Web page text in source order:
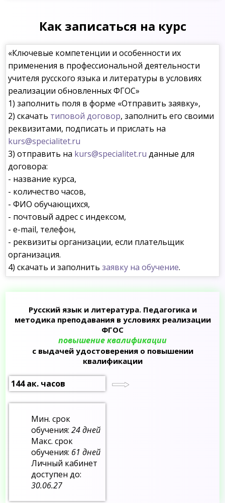
Как записаться на курс
«Ключевые компетенции и особенности их
применения в профессиональной деятельности
учителя русского языка и литературы в условиях
реализации обновленных ФГОС»
1) заполнить поля в форме «Отправить заявку»,
2) скачать типовой договор, заполнить его своими
реквизитами, подписать и прислать на
kurs@specialitet.ru
3) отправить на kurs@specialitet.ru данные для
договора:
- название курса,
- количество часов,
- ФИО обучающихся,
- почтовый адрес с индексом,
- e-mail, телефон,
- реквизиты организации, если плательщик
организация.
4) скачать и заполнитьзаявку на обучение.
Русский язык и литература. Педагогика и
методика преподавания в условиях реализации
ФГОС
повышение квалификации
с выдачей удостоверения о повышении
квалификации
144 ак. часов
Мин. срок
обучения:24 дней
Макс. срок
обучения: 61 дней
Личный кабинет
доступен до:
30.06.27